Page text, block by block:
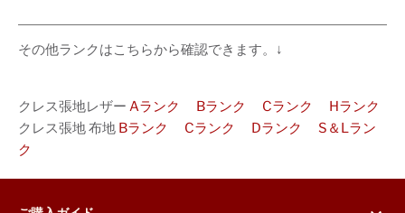
その他ランクはこちらから確認できます。↓
クレス張地レザー Aランク Bランク Cランク
Hランク
クレス張地 布地 Bランク Cランク Dランク
S＆Lラン
ク